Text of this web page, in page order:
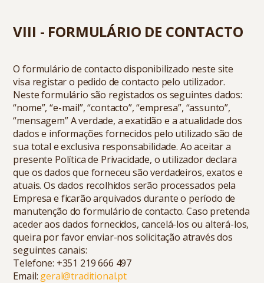
VIII - FORMULÁRIO DE CONTACTO
O formulário de contacto disponibilizado neste site
visa registar o pedido de contacto pelo utilizador.
Neste formulário são registados os seguintes dados:
“nome”, “e-mail”, “contacto”, “empresa”, “assunto”,
“mensagem” A verdade, a exatidão e a atualidade dos
dados e informações fornecidos pelo utilizado são de
sua total e exclusiva responsabilidade. Ao aceitar a
presente Política de Privacidade, o utilizador declara
que os dados que forneceu são verdadeiros, exatos e
atuais. Os dados recolhidos serão processados pela
Empresa e ficarão arquivados durante o período de
manutenção do formulário de contacto. Caso pretenda
aceder aos dados fornecidos, cancelá-los ou alterá-los,
queira por favor enviar-nos solicitação através dos
seguintes canais:
Telefone: +351 219 666 497
Email: geral@traditional.pt